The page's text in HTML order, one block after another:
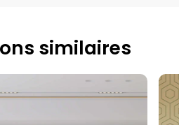
similaires